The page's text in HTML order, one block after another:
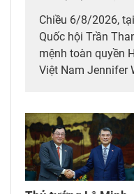
Chiều 6/8/2026,
Quốc hội Trần
mệnh toàn quyền
Việt Nam Jennifer